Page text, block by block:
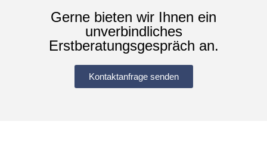
Gerne bieten wir Ihnen ein
unverbindliches
Erstberatungsgespräch an.
Kontaktanfrage senden